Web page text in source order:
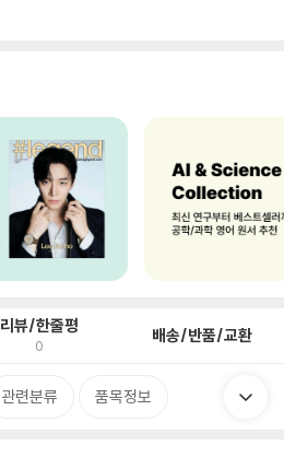
리뷰/한줄평
0 배송/반품/교환
관련분류 품목정보